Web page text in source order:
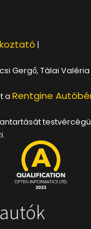
|
Gergő, Tálai
aRentgine